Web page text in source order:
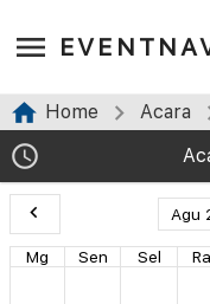
Home Acara
Agu
Mg Sen Sel